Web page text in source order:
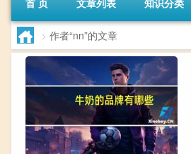
> 作者“nn”的文章